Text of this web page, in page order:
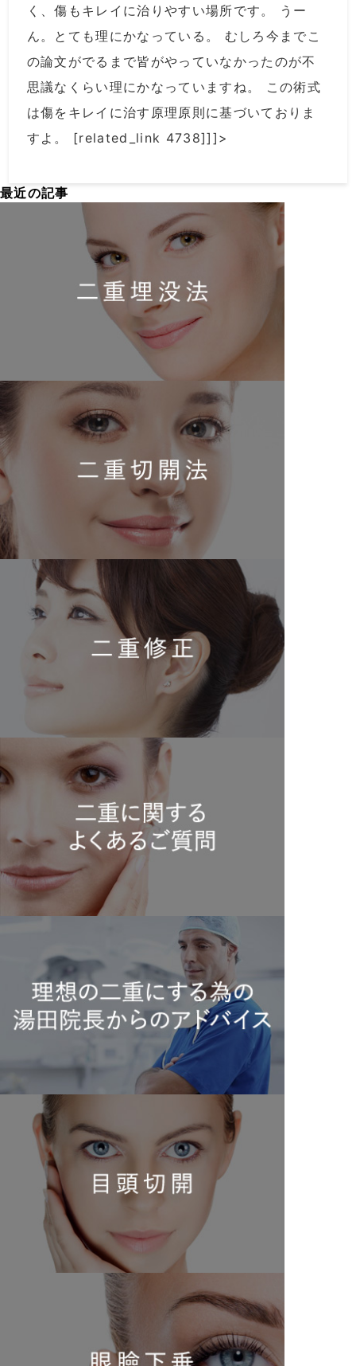
く、傷もキレイに治りやすい場所です。 うー
ん。とても理にかなっている。 むしろ今までこ
の論文がでるまで皆がやっていなかったのが不
思議なくらい理にかなっていますね。 この術式
は傷をキレイに治す原理原則に基づいておりま
すよ。 [related_link 4738]]]>
最近の記事